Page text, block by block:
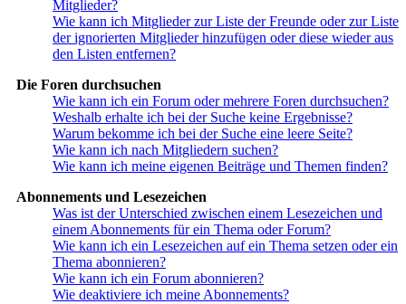
Mitglieder?
Wie kann ich Mitglieder zur Liste der Freunde oder zur Liste
der ignorierten Mitglieder hinzufügen oder diese wieder aus
den Listen entfernen?
Die Foren durchsuchen
Wie kann ich ein Forum oder mehrere Foren durchsuchen?
Weshalb erhalte ich bei der Suche keine Ergebnisse?
Warum bekomme ich bei der Suche eine leere Seite?
Wie kann ich nach Mitgliedern suchen?
Wie kann ich meine eigenen Beiträge und Themen finden?
Abonnements und Lesezeichen
Was ist der Unterschied zwischen einem Lesezeichen und
einem Abonnements für ein Thema oder Forum?
Wie kann ich ein Lesezeichen auf ein Thema setzen oder ein
Thema abonnieren?
Wie kann ich ein Forum abonnieren?
Wie deaktiviere ich meine Abonnements?